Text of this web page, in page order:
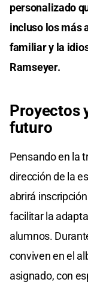
personalizado
incluso los más
familiar y la
Ramseyer.
Proyectos
futuro
Pensando en la
dirección de la
abrirá
facilitar la
alumnos.
conviven en el
asignado, con